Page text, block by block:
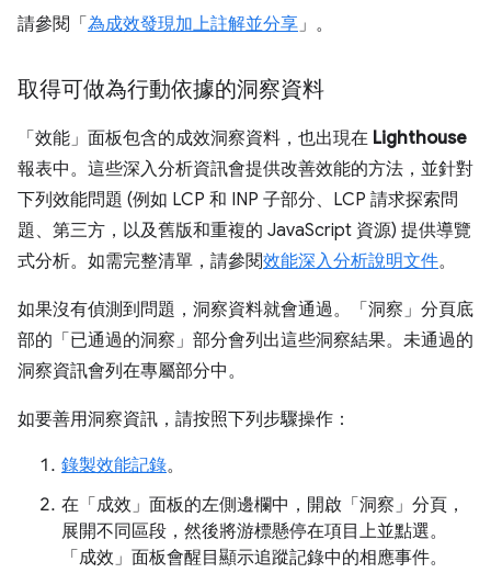
請參閱「為成效發現加上註解並分享 」。
取得可做為行動依據的洞察資料
「效能」 面板包含的成效洞察資料，也出現在 Lighthouse
報表中。這些深入分析資訊會提供改善效能的方法，並針對
下列效能問題 (例如 LCP 和 INP 子部分、LCP 請求探索問
題、第三方，以及舊版和重複的 JavaScript 資源) 提供導覽
式分析。如需完整清單，請參閱效能深入分析說明文件。
如果沒有偵測到問題，洞察資料就會通過。「洞察」 分頁底
部的「已通過的洞察」 部分會列出這些洞察結果。未通過的
洞察資訊會列在專屬部分中。
如要善用洞察資訊，請按照下列步驟操作：
錄製效能記錄。
在「成效」 面板的左側邊欄中，開啟「洞察」 分頁，
展開不同區段，然後將游標懸停在項目上並點選。
「成效」 面板會醒目顯示追蹤記錄中的相應事件。